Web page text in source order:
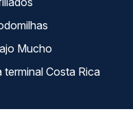
Mucho
La terminal Costa Rica